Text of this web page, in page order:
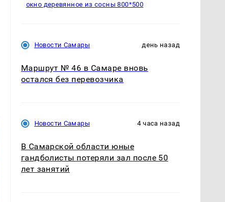
окно деревянное из сосны 800*500
Новости Самары день назад
Маршрут № 46 в Самаре вновь
остался без перевозчика
Новости Самары 4 часа назад
В Самарской области юные
гандболисты потеряли зал после 50
лет занятий